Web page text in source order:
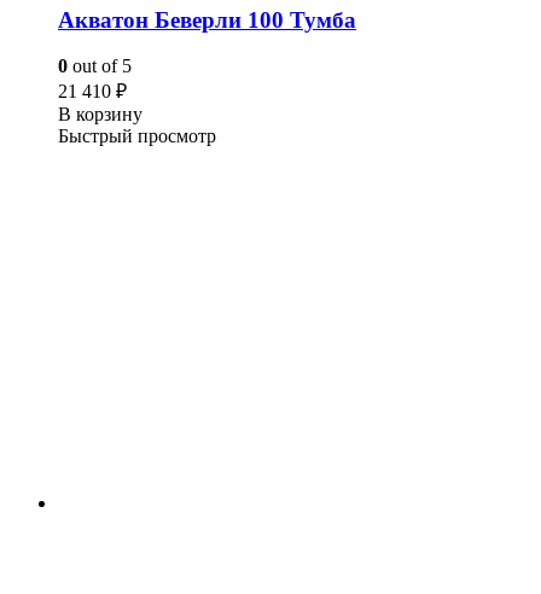
Акватон Беверли 100 Тумба
0 out of 5
21 410 ₽
В корзину
Быстрый просмотр